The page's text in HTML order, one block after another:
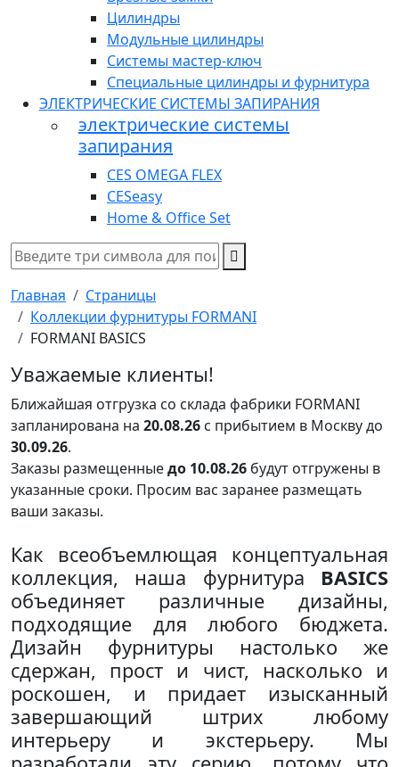
Цилиндры
Модульные цилиндры
Системы мастер-ключ
Специальные цилиндры и фурнитура
ЭЛЕКТРИЧЕСКИЕ СИСТЕМЫ ЗАПИРАНИЯ
электрические системы
запирания
CES OMEGA FLEX
CESeasy
Home & Office Set
Главная
Страницы
Коллекции фурнитуры FORMANI
FORMANI BASICS
Уважаемые клиенты!
Ближайшая отгрузка со склада фабрики FORMANI
запланирована на 20.08.26 с прибытием в Москву до
30.09.26.
Заказы размещенныедо 10.08.26 будут отгружены в
указанные сроки. Просим вас заранее размещать
ваши заказы.
Как всеобъемлющая концептуальная
коллекция, наша фурнитура BASICS
объединяет различные дизайны,
подходящие для любого бюджета.
Дизайн фурнитуры настолько же
сдержан, прост и чист, насколько и
роскошен, и придает изысканный
завершающий штрих любому
интерьеру и экстерьеру. Мы